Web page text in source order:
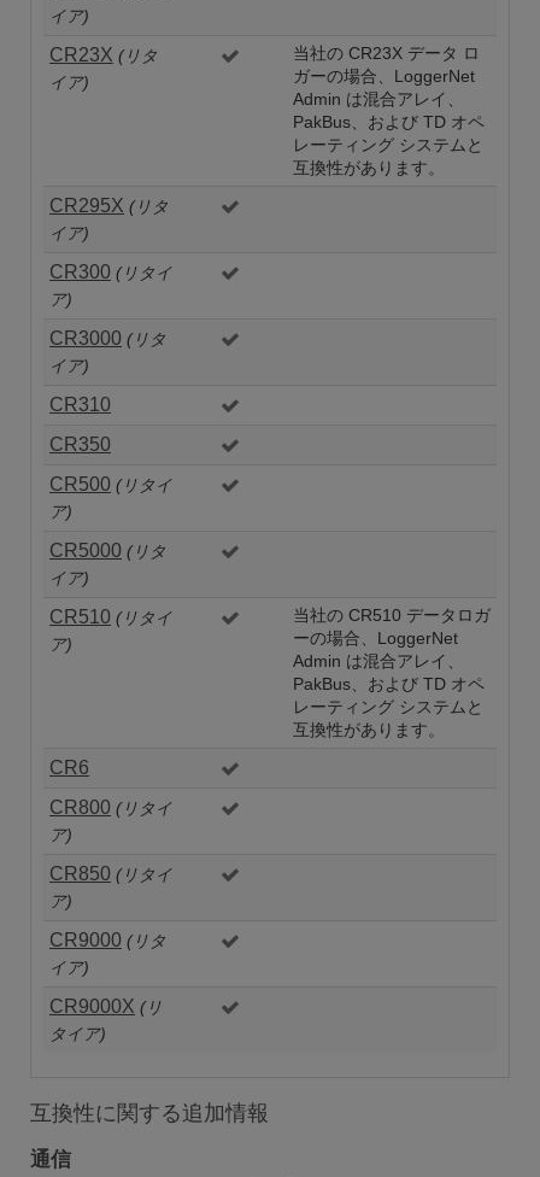
イア)
CR23X (リタ
イア)
当社の CR23X データ ロ
ガーの場合、LoggerNet
Admin は混合アレイ、
PakBus、および TD オペ
レーティング システムと
互換性があります。
CR295X (リタ
イア)
CR300 (リタイ
ア)
CR3000 (リタ
イア)
CR310
CR350
CR500 (リタイ
ア)
CR5000 (リタ
イア)
CR510 (リタイ
ア)
当社の CR510 データロガ
ーの場合、LoggerNet
Admin は混合アレイ、
PakBus、および TD オペ
レーティング システムと
互換性があります。
CR6
CR800 (リタイ
ア)
CR850 (リタイ
ア)
CR9000 (リタ
イア)
CR9000X (リ
タイア)
互換性に関する追加情報
通信